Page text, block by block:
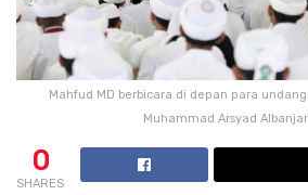
Mahfud MD berbicara di depan para
Muhammad Arsyad
0
SHARES